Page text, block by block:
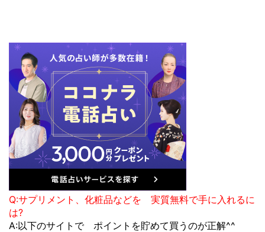
Q:サプリメント、化粧品などを 実質無料で手に入れるに
は?
A:以下のサイトで ポイントを貯めて買うのが正解^^